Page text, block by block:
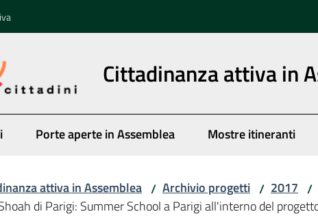
Cittadinanza attiva in
Porte aperte in Assemblea Mostre itineranti
attiva in Assemblea / Archivio progetti / 2017 /
di Parigi: Summer School a Parigi all'interno del